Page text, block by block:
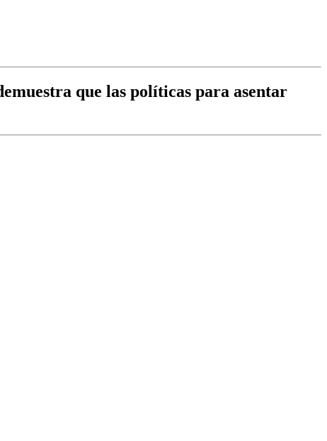
que las políticas para asentar